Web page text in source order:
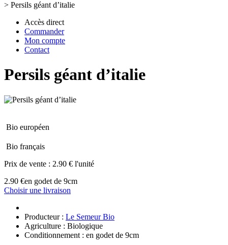
> Persils géant d’italie
Accès direct
Commander
Mon compte
Contact
Persils géant d’italie
Bio européen
Bio français
Prix de vente : 2.90 € l'unité
2.90 €en godet de 9cm
Choisir une livraison
Producteur : Le Semeur Bio
Agriculture : Biologique
Conditionnement : en godet de 9cm